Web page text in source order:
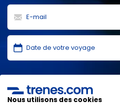
protection des données
ONLINE TRAVEL SOLUTIONS.
Nous utilisons des cookies